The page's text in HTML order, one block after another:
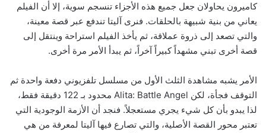
كاميرون يحاولان جعل جميع هذه الأجزاء تنسجم سوية، إلا أن الفيلم
يعاني من بنية شبيهة بالحلقات. فنرى آليتا تندفع عبر قصة معينة،
والتي تصعد إلى ذروة عملاقة، ثم يأخذ الفيلم استراحة وينتقل إلى
قصة أخرى تبني مشهداً كبيراً آخراً، ثم يبدأ الأمر مرة أخرى.
الأمر يشبه مشاهدة الثلث الأول من مسلسل تلفزيوني دفعة واحدة ثم
التوقف فجأة، لكن Alita: Battle Angel محدود بـ 122 دقيقة فقط،
لذا يبدو بأن كل شيء يجري مستعجلاً. فنجد أن الأزمة الوجودية التي
تعتبر محور القصة الأصلية، والتي تصارع فيها آليتا لمعرفة من هي